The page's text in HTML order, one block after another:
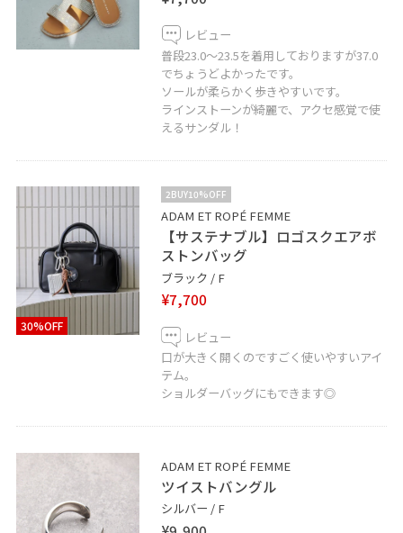
レビュー
普段23.0〜23.5を着用しておりますが37.0
でちょうどよかったです。
ソールが柔らかく歩きやすいです。
ラインストーンが綺麗で、アクセ感覚で使
えるサンダル！
30%OFF
2BUY10%OFF
ADAM ET ROPÉ FEMME
【サステナブル】ロゴスクエアボ
ストンバッグ
ブラック / F
¥7,700
レビュー
口が大きく開くのですごく使いやすいアイ
テム。
ショルダーバッグにもできます◎
ADAM ET ROPÉ FEMME
ツイストバングル
シルバー / F